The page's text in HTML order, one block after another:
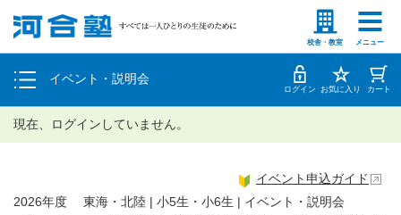
校舎・教室 メニュー
塾生の方 高等学校の先生
イベント・説明会
個別相談
体験授業 ログイン お気に入り カート
現在、ログインしていません。
2026年度 東海・北陸 | 小5生・小6生 | イベント・説明会
イベント申込ガイド